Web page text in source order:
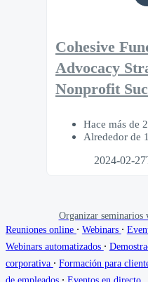
Cohesive
Advocacy
Nonprofit
Hace más de
Alrededor de
2024-02-
Organizar seminarios
Reuniones online ∙ Webinars ∙
Webinars automatizados ∙
corporativa ∙ Formación para